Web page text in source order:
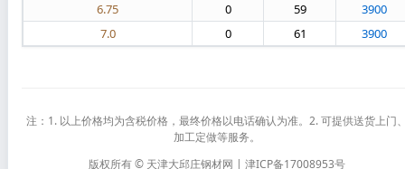
6.75
0 59
3900
7.0
0 61 3900
注：1. 以上价格均为含税价格，最终价格以电话确认为准。2. 可提供送货上门
加工定做等服务。
版权所有 © 天津大邱庄钢材网 | 津ICP备17008953号